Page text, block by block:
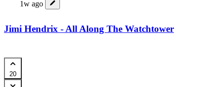
1w ago
Jimi Hendrix - All Along The Watchtower
20